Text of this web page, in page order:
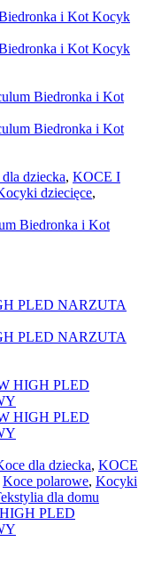
dziecka, KOCE I
dziecięce,
Biedronka i Kot
dla dziecka, KOCE
Koce polarowe, Kocyki
dla domu
PLED